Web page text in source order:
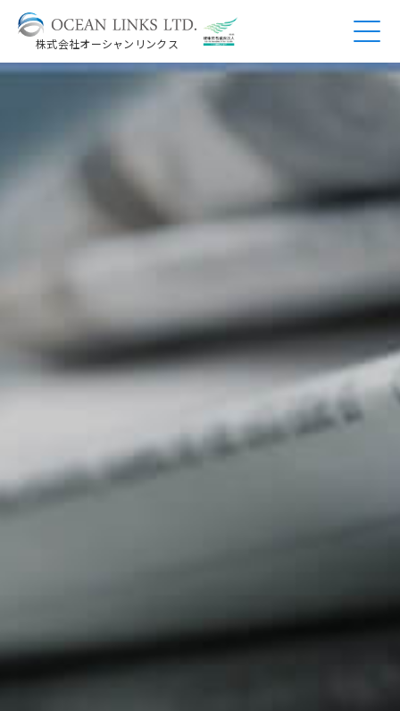
株式会社オーシャンリンクス